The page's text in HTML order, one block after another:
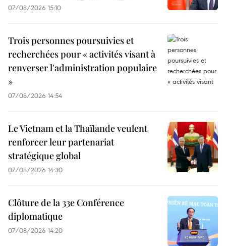
07/08/2026 15:10
Trois personnes poursuivies et
recherchées pour « activités visant à
renverser l'administration populaire
»
07/08/2026 14:54
Le Vietnam et la Thaïlande veulent
renforcer leur partenariat
stratégique global
07/08/2026 14:30
Clôture de la 33e Conférence
diplomatique
07/08/2026 14:20